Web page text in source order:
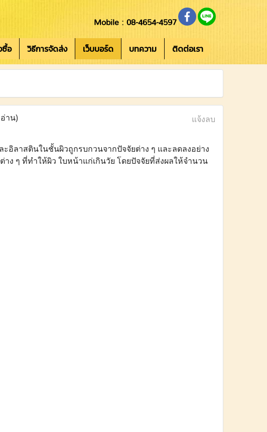
Mobile : 08-4654-4597
ซื้อ วิธีการจัดส่ง เว็บบอร์ด บทความ ติดต่อเรา
าน) แจ้งลบ
ลาสตินในชั้นผิวถูกรบกวนจากปัจจัยต่าง ๆ และลดลงอย่าง
ต่าง ๆ ที่ทำให้ผิว ใบหน้าแก่เกินวัย โดยปัจจัยที่ส่งผลให้จำนวน